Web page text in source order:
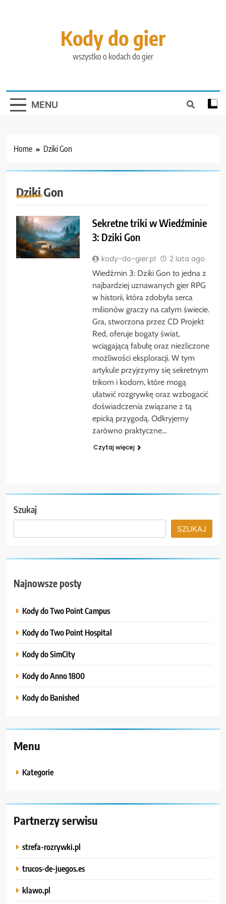
Kody do gier
wszystko o kodach do gier
MENU
Home Dziki Gon
Dziki Gon
Sekretne triki w Wiedźminie
3: Dziki Gon
kody-do-gier.pl 2 lata ago
Wiedźmin 3: Dziki Gon to jedna z
najbardziej uznawanych gier RPG
w historii, która zdobyła serca
milionów graczy na całym świecie.
Gra, stworzona przez CD Projekt
Red, oferuje bogaty świat,
wciągającą fabułę oraz niezliczone
możliwości eksploracji. W tym
artykule przyjrzymy się sekretnym
trikom i kodom, które mogą
ułatwić rozgrywkę oraz wzbogacić
doświadczenia związane z tą
epicką przygodą. Odkryjemy
zarówno praktyczne…
Czytaj więcej
Szukaj
SZUKAJ
Najnowsze posty
Kody do Two Point Campus
Kody do Two Point Hospital
Kody do SimCity
Kody do Anno 1800
Kody do Banished
Menu
Kategorie
Partnerzy serwisu
strefa-rozrywki.pl
trucos-de-juegos.es
klawo.pl